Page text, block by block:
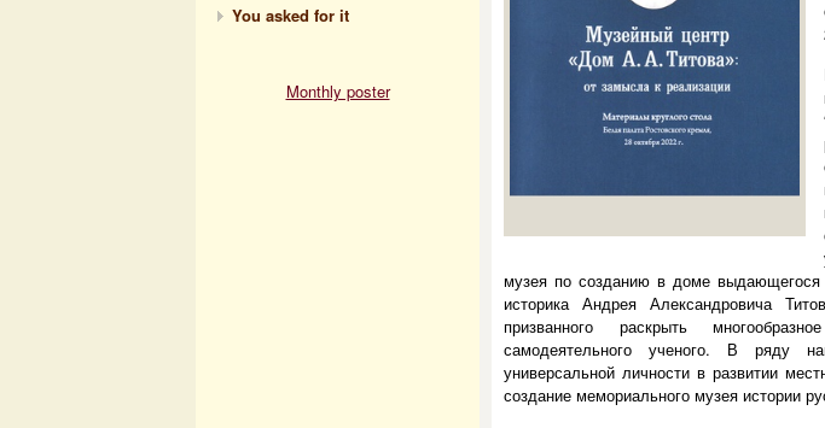
You asked for it
Monthly poster
музея по со­зданию в доме выдающегося
историка Андрея Александровича
призванного раскрыть
самодеятельного ученого. В ряду
универсальной личности в развитии
создание мемориального музея истории